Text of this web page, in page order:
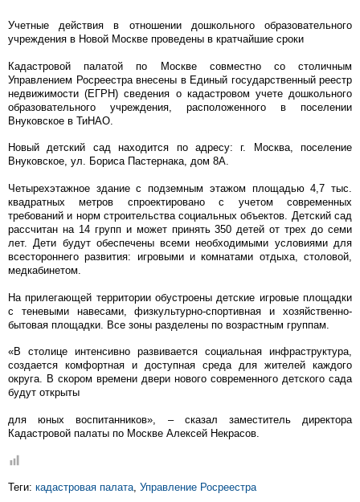
Учетные действия в отношении дошкольного образовательного
учреждения в Новой Москве проведены в кратчайшие сроки
Кадастровой палатой по Москве совместно со столичным
Управлением Росреестра внесены в Единый государственный реестр
недвижимости (ЕГРН) сведения о кадастровом учете дошкольного
образовательного учреждения, расположенного в поселении
Внуковское в ТиНАО.
Новый детский сад находится по адресу: г. Москва, поселение
Внуковское, ул. Бориса Пастернака, дом 8А.
Четырехэтажное здание с подземным этажом площадью 4,7 тыс.
квадратных метров спроектировано с учетом современных
требований и норм строительства социальных объектов. Детский сад
рассчитан на 14 групп и может принять 350 детей от трех до семи
лет. Дети будут обеспечены всеми необходимыми условиями для
всестороннего развития: игровыми и комнатами отдыха, столовой,
медкабинетом.
На прилегающей территории обустроены детские игровые площадки
с теневыми навесами, физкультурно-спортивная и хозяйственно-
бытовая площадки. Все зоны разделены по возрастным группам.
«В столице интенсивно развивается социальная инфраструктура,
создается комфортная и доступная среда для жителей каждого
округа. В скором времени двери нового современного детского сада
будут открыты
для юных воспитанников», – сказал заместитель директора
Кадастровой палаты по Москве Алексей Некрасов.
Теги: кадастровая палата Управление Росреестра